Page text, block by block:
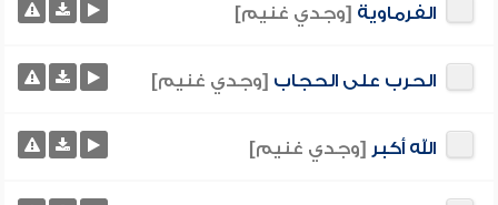
الفرماوية [وجدي غنيم]
الحرب على الحجاب [وجدي غنيم]
الله أكبر [وجدي غنيم]